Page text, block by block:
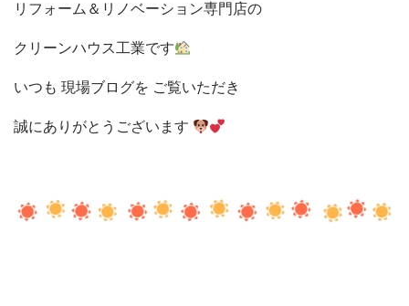
リフォーム＆リノベーション専門店の
クリーンハウス工業です
いつも 現場ブログを ご覧いただき
誠にありがとうございます